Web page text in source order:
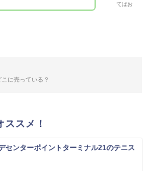
てばお
に売っている？
ススメ！
センターポイントターミナル21のテニス